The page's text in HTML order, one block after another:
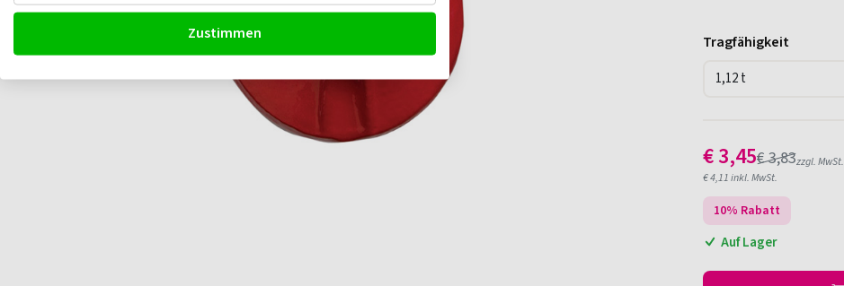
Tragfähigkeit
€3,45€3,83zzgl. MwSt.
€4,11inkl. MwSt.
10% Rabatt
Auf Lager
Zustimmen